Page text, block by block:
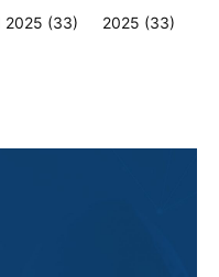
2025 (33) 2025 (33)